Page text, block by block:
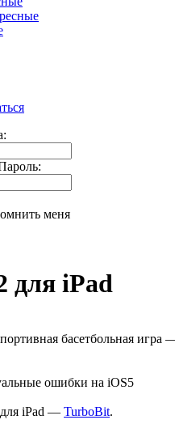
меня
для iPad
басетбольная
ошибки на iOS5
iPad — TurboBit.